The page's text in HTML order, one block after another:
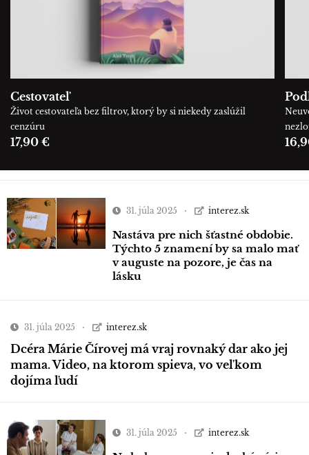
Cestovateľ
Život cestovateľa bez filtrov, ktorý by si niekedy zaslúžil
cenzúru
17,90 €
31. júla 2025 interez.sk
Nastáva pre nich šťastné obdobie.
Týchto 5 znamení by sa malo mať
v auguste na pozore, je čas na
lásku
31. júla 2025 interez.sk
Dcéra Márie Čírovej má vraj rovnaký dar ako jej
mama. Video, na ktorom spieva, vo veľkom
dojíma ľudí
31. júla 2025 interez.sk